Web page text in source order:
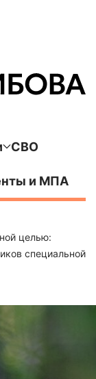
СВО
и МПА
целью:
специальной